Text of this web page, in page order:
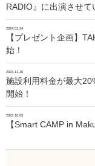
RADIO』に出演させて
2024.01.24
【プレゼント企画】
始！
2023.11.30
施設利用料金が最大
開始！
2023.10.05
【Smart CAMP in